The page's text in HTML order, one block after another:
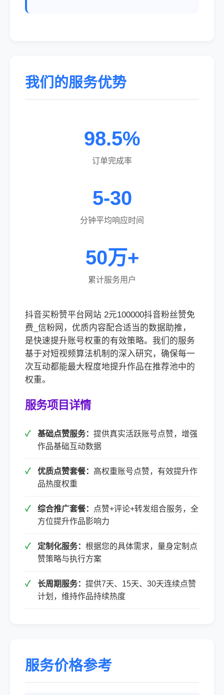
我们的服务优势
98.5%
订单完成率
5-30
分钟平均响应时间
50万+
累计服务用户
抖音买粉赞平台网站 2元100000抖音粉丝赞免
费_信粉网，优质内容配合适当的数据助推，
是快速提升账号权重的有效策略。我们的服务
基于对短视频算法机制的深入研究，确保每一
次互动都能最大程度地提升作品在推荐池中的
权重。
服务项目详情
基础点赞服务： 提供真实活跃账号点赞，增强
作品基础互动数据
优质点赞套餐： 高权重账号点赞，有效提升作
品热度权重
综合推广套餐：
点赞+评论+转发组合服务，全
方位提升作品影响力
定制化服务： 根据您的具体需求，量身定制点
赞策略与执行方案
长周期服务： 提供7天、15天、30天连续点赞
计划，维持作品持续热度
服务价格参考